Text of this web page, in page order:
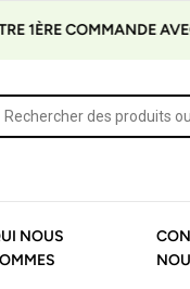
COMMANDE AVEC LE
NOUS